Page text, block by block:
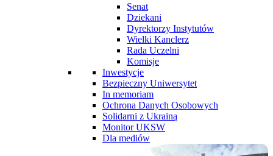
Senat
Dziekani
Dyrektorzy Instytutów
Wielki Kanclerz
Rada Uczelni
Komisje
Inwestycje
Bezpieczny Uniwersytet
In memoriam
Ochrona Danych Osobowych
Solidarni z Ukrainą
Monitor UKSW
Dla mediów